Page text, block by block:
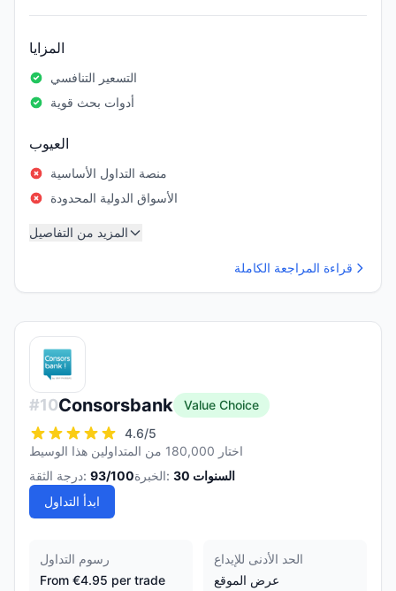
المزايا
التسعير التنافسي
أدوات بحث قوية
العيوب
منصة التداول الأساسية
الأسواق الدولية المحدودة
المزيد من التفاصيل
قراءة المراجعة الكاملة
#10Consorsbank
Value Choice
4.6/5
اختار 180,000 من المتداولين هذا الوسيط
درجة الثقة: 93/100 الخبرة: 30 السنوات
ابدأ التداول
رسوم التداول
From €4.95 per trade
الحد الأدنى للإيداع
عرض الموقع